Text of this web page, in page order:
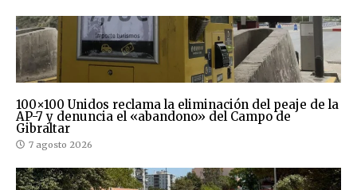
100×100 Unidos reclama la eliminación del peaje de la
AP-7 y denuncia el «abandono» del Campo de
Gibraltar
7 agosto 2026